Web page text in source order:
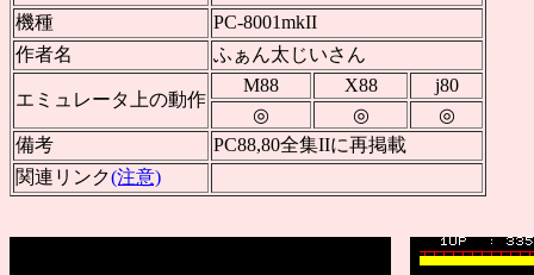
機種
PC-8001mkII
作者名
ふぁん太じいさん
エミュレータ上の動作
M88 X88
j80
◎
◎
◎
備考
PC88,80全集IIに再掲載
関連リンク(注意)